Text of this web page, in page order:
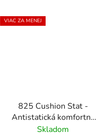
VIAC ZA MENEJ
825 Cushion Stat -
Antistatická komfortná
rohož - čierna
Skladom